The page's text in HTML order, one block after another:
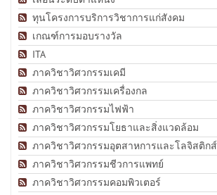
ทุนโครงการบริการวิชาการแก่สังคม
เกณฑ์การมอบรางวัล
ITA
ภาควิชาวิศวกรรมเคมี
ภาควิชาวิศวกรรมเครื่องกล
ภาควิชาวิศวกรรมไฟฟ้า
ภาควิชาวิศวกรรมโยธาและสิ่งแวดล้อม
ภาควิชาวิศวกรรมอุตสาหการและโลจิสติกส์
ภาควิชาวิศวกรรมชีวการแพทย์
ภาควิชาวิศวกรรมคอมพิวเตอร์